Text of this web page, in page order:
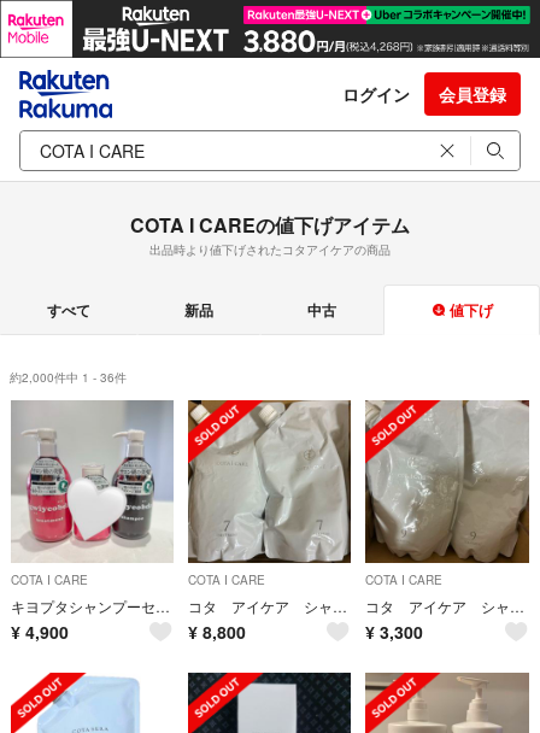
ログイン 会員登録
COTA I CAREの値下げアイテム
出品時より値下げされたコタアイケアの商品
すべて 新品 中古 値下げ
約2,000件中 1 - 36件
COTA I CARE
キヨプタシャンプーセット
¥ 4,900
COTA I CARE
コタ アイケア シャンプー トリートメント 7
¥ 8,800
COTA I CARE
コタ アイケア シャンプー トリートメント 9
¥ 3,300